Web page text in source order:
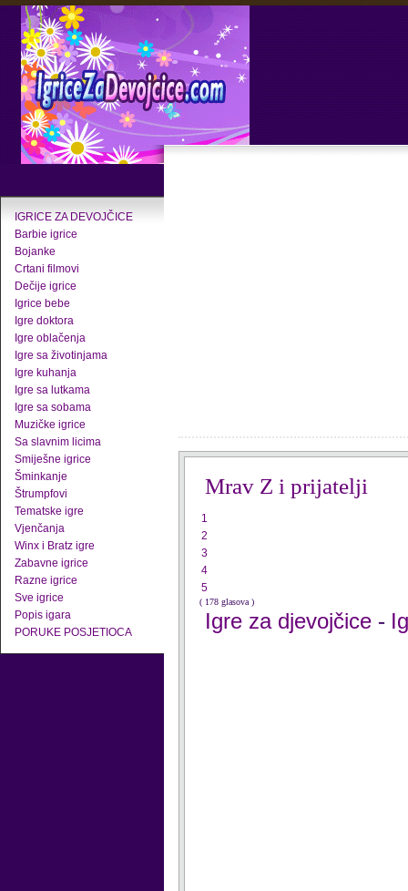
IGRICE ZA DEVOJČICE
Barbie igrice
Bojanke
Crtani filmovi
Dečije igrice
Igrice bebe
Igre doktora
Igre oblačenja
Igre sa životinjama
Igre kuhanja
Igre sa lutkama
Igre sa sobama
Muzičke igrice
Sa slavnim licima
Smiješne igrice
Šminkanje
Štrumpfovi
Tematske igre
Vjenčanja
Winx i Bratz igre
Zabavne igrice
Razne igrice
Sve igrice
Popis igara
PORUKE POSJETIOCA
Mrav Z i prijatelji
1
2
3
4
5
( 178 glasova )
Igre za djevojčice -